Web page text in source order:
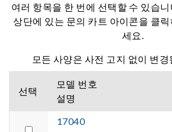
여러 항목을 한 번에 선택할 수 있습
상단에 있는 문의 카트 아이콘을 클
세요.
모든 사양은 사전 고지 없이 변
선택
모델 번호
설명
17040